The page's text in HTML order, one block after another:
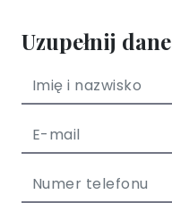
Uzupełnij dane